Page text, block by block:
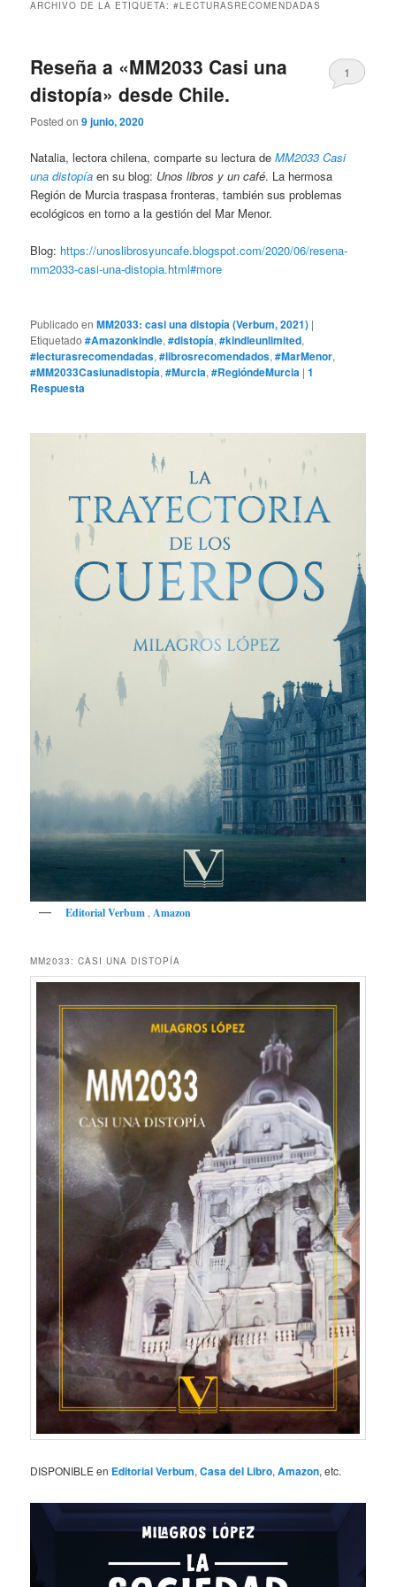
ARCHIVO DE LA ETIQUETA:#LECTURASRECOMENDADAS
Reseña a «MM2033 Casi una
distopía» desde Chile.
Posted on9 junio, 2020
1
Natalia, lectora chilena, comparte su lectura deMM2033 Casi
una distopía en su blog: Unos libros y un café. La hermosa
Región de Murcia traspasa fronteras, también sus problemas
ecológicos en torno a la gestión del Mar Menor.
Blog: https://unoslibrosyuncafe.blogspot.com/2020/06/resena-
mm2033-casi-una-distopia.html#more
Publicado en MM2033: casi una distopía (Verbum, 2021) |
Etiquetado #Amazonkindle,#distopía,#kindleunlimited,
#lecturasrecomendadas,#librosrecomendados,#MarMenor,
#MM2033Casiunadistopía,#Murcia,#RegióndeMurcia |1
Respuesta
Editorial Verbum,Amazon
MM2033: CASI UNA DISTOPÍA
DISPONIBLE en Editorial Verbum,Casa del Libro,Amazon, etc.